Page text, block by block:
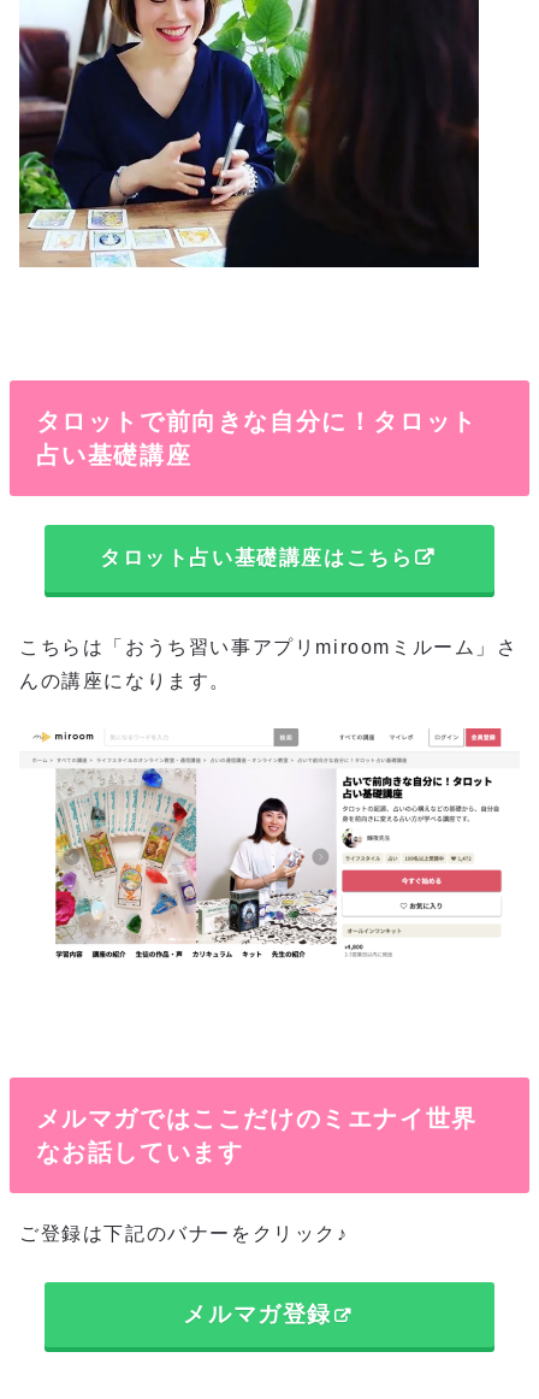
タロットで前向きな自分に！タロット
占い基礎講座
タロット占い基礎講座はこちら
こちらは「おうち習い事アプリmiroomミルーム」さ
んの講座になります。
メルマガではここだけのミエナイ世界
なお話しています
ご登録は下記のバナーをクリック♪
メルマガ登録